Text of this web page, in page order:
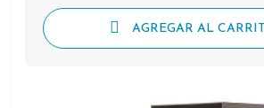
AGREGAR AL